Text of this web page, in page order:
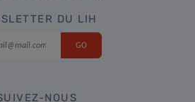
DU LIH
NOUS